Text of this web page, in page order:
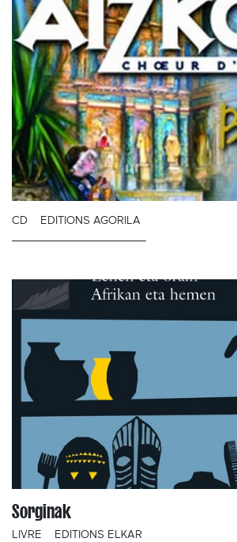
CD EDITIONS AGORILA
Sorginak
LIVRE EDITIONS ELKAR